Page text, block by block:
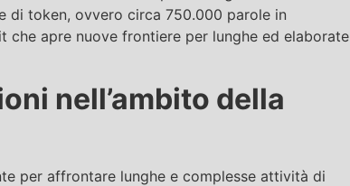
di token, ovvero circa 750.000 parole in
che apre nuove frontiere per lunghe ed elaborate
nell’ambito della
per affrontare lunghe e complesse attività di